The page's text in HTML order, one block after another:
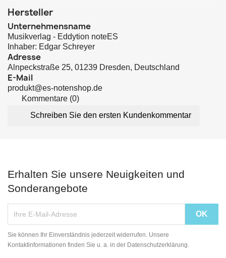
Hersteller
Unternehmensname
Musikverlag - Eddytion noteES
Inhaber: Edgar Schreyer
Adresse
Alnpeckstraße 25, 01239 Dresden, Deutschland
E-Mail
produkt@es-notenshop.de
Kommentare (0)
Schreiben Sie den ersten Kundenkommentar
Erhalten Sie unsere Neuigkeiten und
Sonderangebote
Sie können Ihr Einverständnis jederzeit widerrufen. Unsere
Kontaktinformationen finden Sie u. a. in der Datenschutzerklärung.